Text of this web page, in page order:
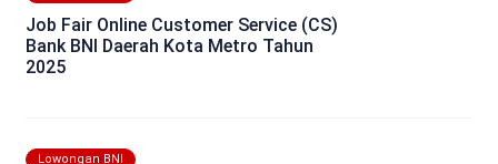
Job Fair Online Customer Service (CS)
Bank BNI Daerah Kota Metro Tahun
2025
Lowongan BNI